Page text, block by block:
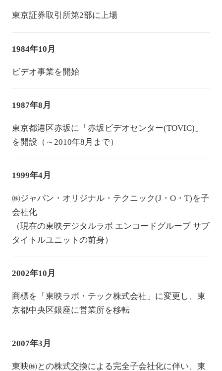
東京証券取引所第2部に上場
1984年10月
ビデオ事業を開始
1987年8月
東京都港区赤坂に「赤坂ビデオセンター(TOVIC)」
を開設（～2010年8月まで）
1999年4月
㈱ジャパン・オリジナル・テクニック(J・O・T)を子
会社化
（現在の東映デジタルラボ エンコードグループ サブ
タイトルユニットの前身）
2002年10月
商標を「東映ラボ・テック株式会社」に変更し、東
京都中央区銀座に営業所を移転
2007年3月
東映㈱との株式交換による完全子会社化に伴い、東